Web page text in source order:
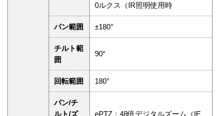
0ルクス（IR照明使用時
パン範囲 ±180°
チルト範
囲
90°
回転範囲 180°
パン/チ
ルト/ズ
ePTZ：48倍デジタルズーム（IE